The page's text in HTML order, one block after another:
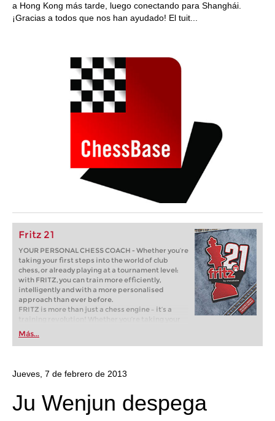
a Hong Kong más tarde, luego conectando para Shanghái.
¡Gracias a todos que nos han ayudado! El tuit...
Fritz 21
YOUR PERSONAL CHESS COACH - Whether you’re
taking your first steps into the world of club
chess, or already playing at a tournament level:
with FRITZ, you can train more efficiently,
intelligently and with a more personalised
approach than ever before.
FRITZ is more than just a chess engine – it’s a
training revolution! Whether you’re taking your
first steps into the world of club chess, or already
playing at a tournament level: with FRITZ, you can
train more efficiently, intelligently and with a
Más...
Jueves, 7 de febrero de 2013
Ju Wenjun despega